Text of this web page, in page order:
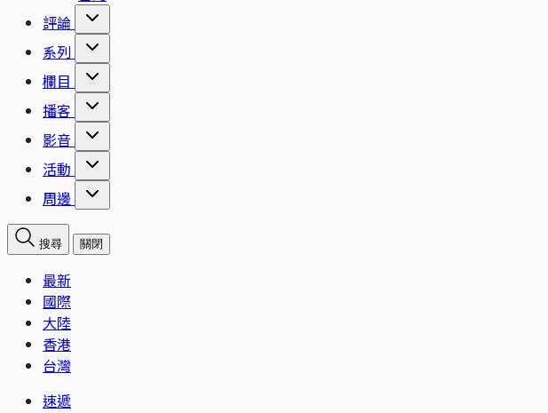
評論
系列
欄目
播客
影音
活動
周邊
搜尋 關閉
最新
國際
大陸
香港
台灣
速遞